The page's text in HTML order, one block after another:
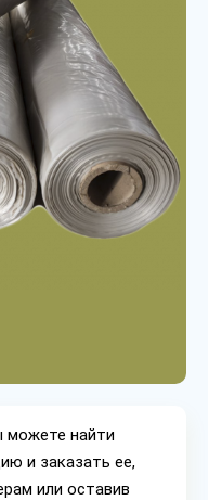
можете найти
и заказать ее,
или оставив